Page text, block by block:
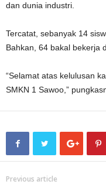
dan dunia industri.
Tercatat, sebanyak 14
Bahkan, 64 bakal bekerja
“Selamat atas kelulusan
SMKN 1 Sawoo,”
Previous article